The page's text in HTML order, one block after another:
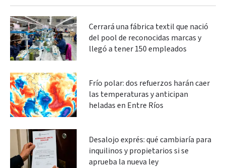
Cerrará una fábrica textil que nació
del pool de reconocidas marcas y
llegó a tener 150 empleados
Frío polar: dos refuerzos harán caer
las temperaturas y anticipan
heladas en Entre Ríos
Desalojo exprés: qué cambiaría para
inquilinos y propietarios si se
aprueba la nueva ley